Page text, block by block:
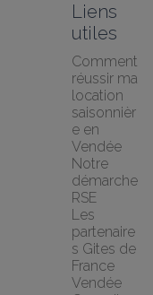
Liens
utiles
Comment
réussir ma
location
saisonnièr
e en
Vendée
Notre
démarche
RSE
Les
partenaire
s Gites de
France
Vendée